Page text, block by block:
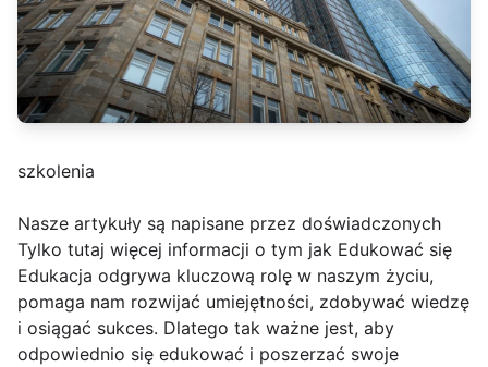
szkolenia
Nasze artykuły są napisane przez doświadczonych
Tylko tutaj więcej informacji o tym jak Edukować się
Edukacja odgrywa kluczową rolę w naszym życiu,
pomaga nam rozwijać umiejętności, zdobywać wiedzę
i osiągać sukces. Dlatego tak ważne jest, aby
odpowiednio się edukować i poszerzać swoje